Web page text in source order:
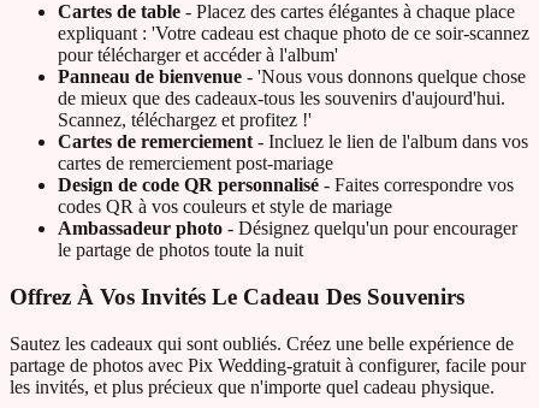
Cartes de table - Placez des cartes élégantes à chaque place
expliquant : 'Votre cadeau est chaque photo de ce soir-scannez
pour télécharger et accéder à l'album'
Panneau de bienvenue - 'Nous vous donnons quelque chose
de mieux que des cadeaux-tous les souvenirs d'aujourd'hui.
Scannez, téléchargez et profitez !'
Cartes de remerciement - Incluez le lien de l'album dans vos
cartes de remerciement post-mariage
Design de code QR personnalisé - Faites correspondre vos
codes QR à vos couleurs et style de mariage
Ambassadeur photo - Désignez quelqu'un pour encourager
le partage de photos toute la nuit
Offrez À Vos Invités Le Cadeau Des Souvenirs
Sautez les cadeaux qui sont oubliés. Créez une belle expérience de
partage de photos avec Pix Wedding-gratuit à configurer, facile pour
les invités, et plus précieux que n'importe quel cadeau physique.